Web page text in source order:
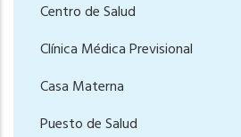
Centro de Salud
Clínica Médica Previsional
Casa Materna
Puesto de Salud